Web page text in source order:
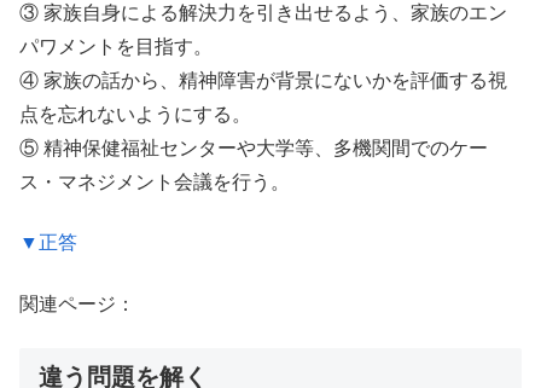
③ 家族自身による解決力を引き出せるよう、家族のエン
パワメントを目指す。
④ 家族の話から、精神障害が背景にないかを評価する視
点を忘れないようにする。
⑤ 精神保健福祉センターや大学等、多機関間でのケー
ス・マネジメント会議を行う。
▼正答
関連ページ：
違う問題を解く